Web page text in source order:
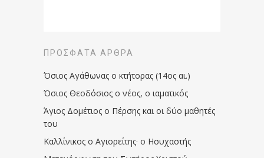
ΠΡΌΣΦΑΤΑ ΆΡΘΡΑ
Όσιος Αγάθωνας ο κτήτορας (14ος αι.)
Όσιος Θεοδόσιος ο νέος, ο ιαματικός
Άγιος Δομέτιος ο Πέρσης και οι δύο μαθητές
του
Καλλίνικος ο Αγιορείτης · ο Ησυχαστής